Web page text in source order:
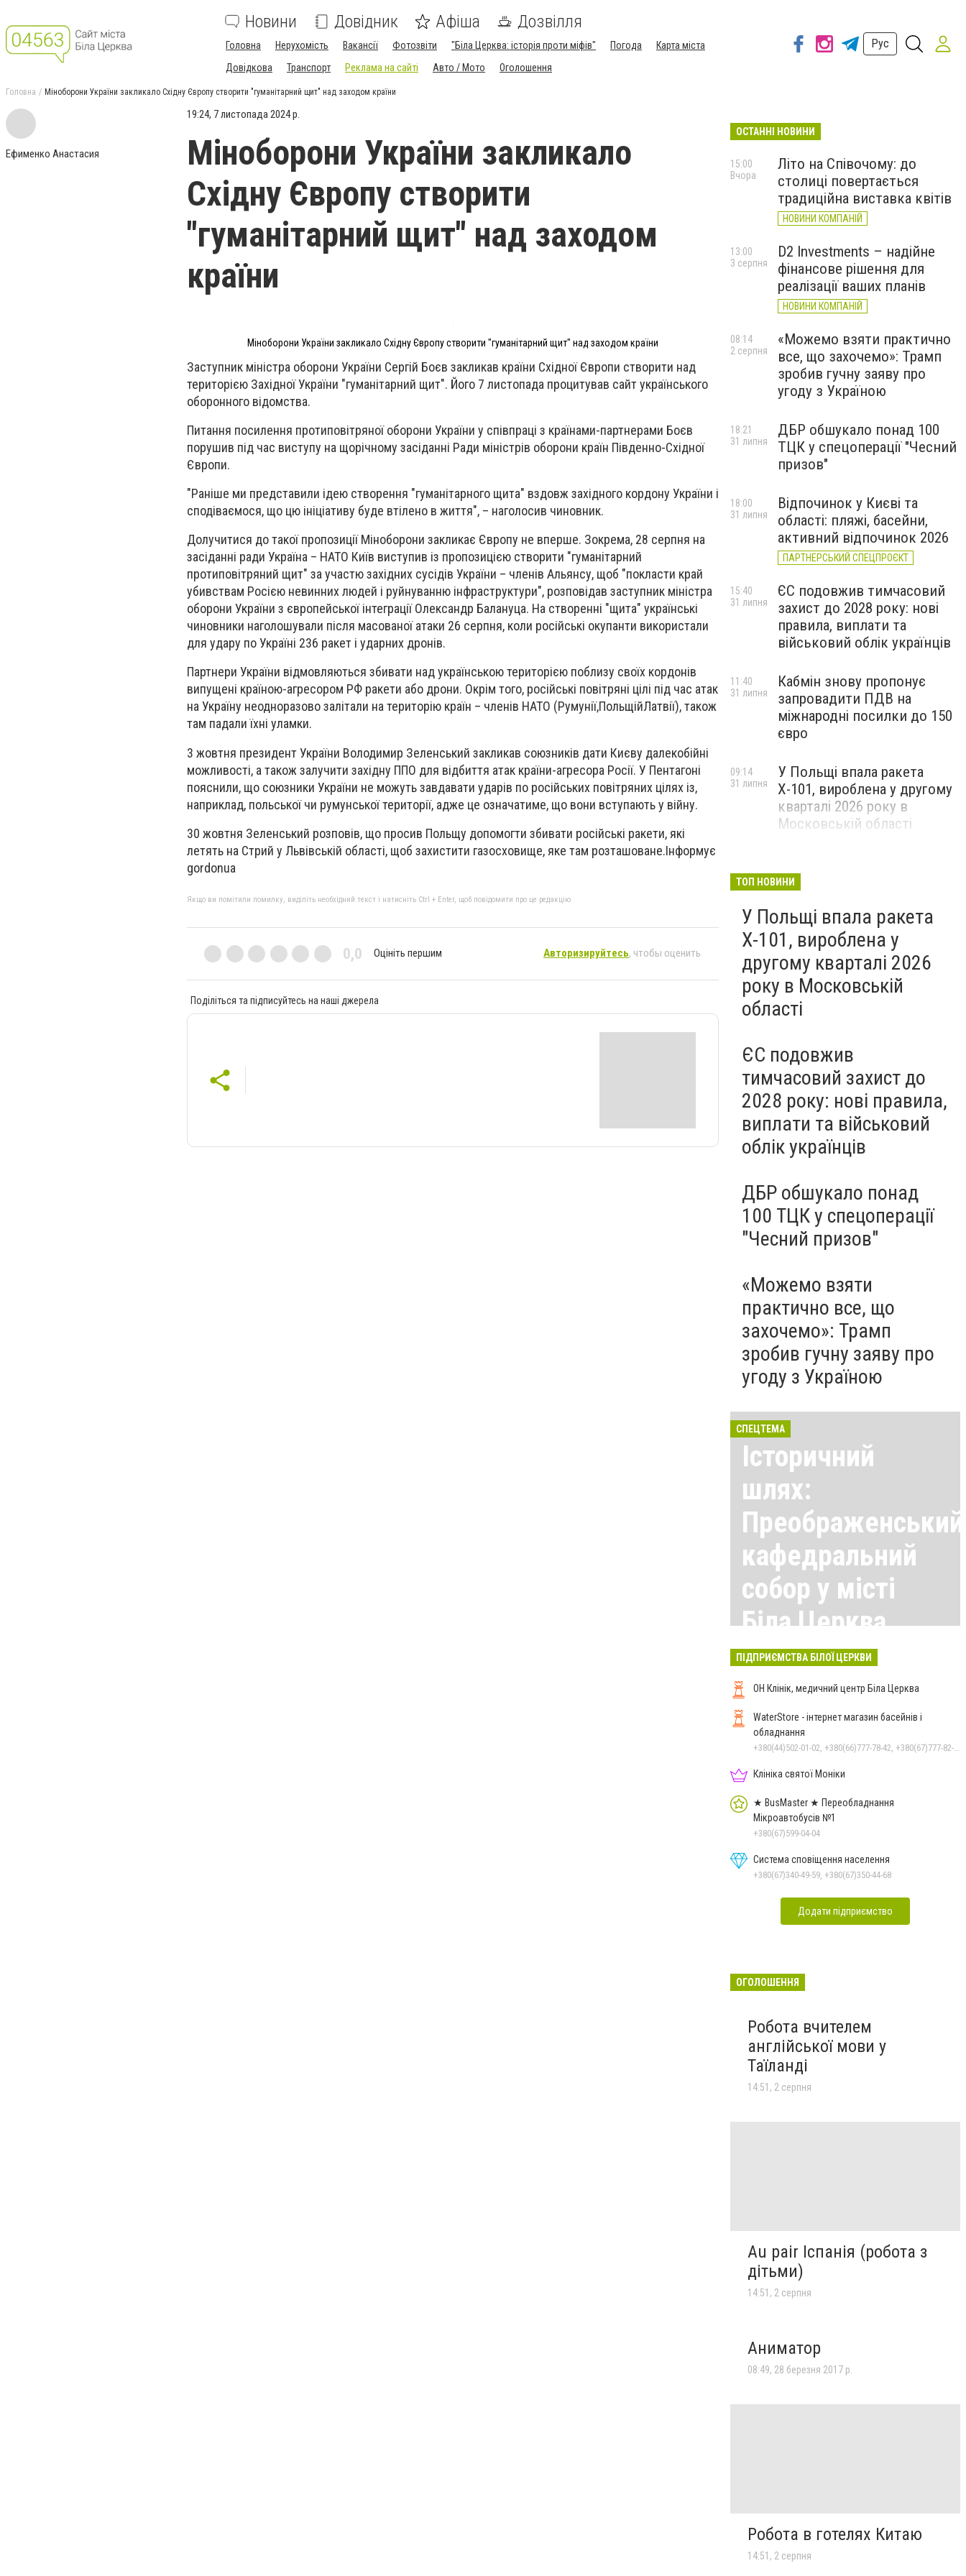
Новини Довідник Афіша Дозвілля
Головна Нерухомість Вакансії Фотозвіти "Біла Церква: історія проти міфів" Погода
Карта міста
Довідкова
Транспорт Реклама на сайті Авто / Мото Оголошення
Рус
Головна Міноборони України закликало Східну Європу створити "гуманітарний щит" над заходом країни
Ефименко Анастасия
19:24, 7 листопада 2024 р.
Міноборони України закликало
Східну Європу створити
"гуманітарний щит" над заходом
країни
Міноборони України закликало Східну Європу створити "гуманітарний щит" над заходом країни
Заступник міністра оборони України Сергій Боєв закликав країни Східної Європи створити над
територією Західної України "гуманітарний щит". Його 7 листопада процитував сайт українського
оборонного відомства.
Питання посилення протиповітряної оборони України у співпраці з країнами-партнерами Боєв
порушив під час виступу на щорічному засіданні Ради міністрів оборони країн Південно-Східної
Європи.
"Раніше ми представили ідею створення "гуманітарного щита" вздовж західного кордону України і
сподіваємося, що цю ініціативу буде втілено в життя", – наголосив чиновник.
Долучитися до такої пропозиції Міноборони закликає Європу не вперше. Зокрема, 28 серпня на
засіданні ради Україна – НАТО Київ виступив із пропозицією створити "гуманітарний
протиповітряний щит" за участю західних сусідів України – членів Альянсу, щоб "покласти край
убивствам Росією невинних людей і руйнуванню інфраструктури", розповідав заступник міністра
оборони України з європейської інтеграції Олександр Балануца. На створенні "щита" українські
чиновники наголошували після масованої атаки 26 серпня, коли російські окупанти використали
для удару по Україні 236 ракет і ударних дронів.
Партнери України відмовляються збивати над українською територією поблизу своїх кордонів
випущені країною-агресором РФ ракети або дрони. Окрім того, російські повітряні цілі під час атак
на Україну неодноразово залітали на територію країн – членів НАТО (Румунії,ПольщійЛатвії), також
там падали їхні уламки.
3 жовтня президент України Володимир Зеленський закликав союзників дати Києву далекобійні
можливості, а також залучити західну ППО для відбиття атак країни-агресора Росії. У Пентагоні
пояснили, що союзники України не можуть завдавати ударів по російських повітряних цілях із,
наприклад, польської чи румунської території, адже це означатиме, що вони вступають у війну.
30 жовтня Зеленський розповів, що просив Польщу допомогти збивати російські ракети, які
летять на Стрий у Львівській області, щоб захистити газосховище, яке там розташоване.Інформує
gordonua
Якщо ви помітили помилку, виділіть необхідний текст і натисніть Ctrl + Enter, щоб повідомити про це редакцію
0,0 Оцініть першим Авторизируйтесь, чтобы оценить
Поділіться та підписуйтесь на наші джерела
ОСТАННІ НОВИНИ
Літо на Співочому: до
столиці повертається
традиційна виставка квітів
НОВИНИ КОМПАНІЙ
15:00
Вчора
D2 Investments – надійне
фінансове рішення для
реалізації ваших планів
НОВИНИ КОМПАНІЙ
13:00
3 серпня
«Можемо взяти практично
все, що захочемо»: Трамп
зробив гучну заяву про
угоду з Україною
08:14
2 серпня
ДБР обшукало понад 100
ТЦК у спецоперації "Чесний
призов"
18:21
31 липня
Відпочинок у Києві та
області: пляжі, басейни,
активний відпочинок 2026
ПАРТНЕРСЬКИЙ СПЕЦПРОЄКТ
18:00
31 липня
ЄС подовжив тимчасовий
захист до 2028 року: нові
правила, виплати та
військовий облік українців
15:40
31 липня
Кабмін знову пропонує
запровадити ПДВ на
міжнародні посилки до 150
євро
11:40
31 липня
У Польщі впала ракета
Х-101, вироблена у другому
кварталі 2026 року в
Московській області
09:14
31 липня
ТОП НОВИНИ
У Польщі впала ракета
Х-101, вироблена у
другому кварталі 2026
року в Московській
області
ЄС подовжив
тимчасовий захист до
2028 року: нові правила,
виплати та військовий
облік українців
ДБР обшукало понад
100 ТЦК у спецоперації
"Чесний призов"
«Можемо взяти
практично все, що
захочемо»: Трамп
зробив гучну заяву про
угоду з Україною
СПЕЦТЕМА
Історичний
шлях:
Преображенський
кафедральний
собор у місті
Біла Церква
Всі матеріали тут
ПІДПРИЄМСТВА БІЛОЇ ЦЕРКВИ
ОН Клінік, медичний центр Біла Церква
WaterStore - інтернет магазин басейнів і
обладнання
Клініка святої Моніки
★ BusMaster ★ Переобладнання
Мікроавтобусів №1
+380(67)599-04-04
Система сповіщення населення
+380(67)340-49-59, +380(67)350-44-68
Додати підприємство
ОГОЛОШЕННЯ
Робота вчителем
англійської мови у
Таїланді
14:51, 2 серпня
Au pair Іспанія (робота з
дітьми)
14:51, 2 серпня
Аниматор
08:49, 28 березня 2017 р.
Робота в готелях Китаю
14:51, 2 серпня